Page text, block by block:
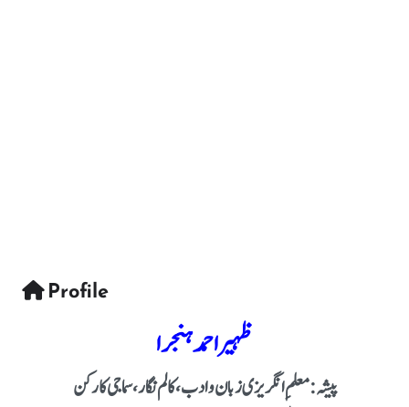
Profile
ظہیر احمد ہنجرا
پیشہ: معلمِ انگریزی زبان و ادب، کالم نگار، سماجی کارکن